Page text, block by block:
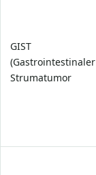
GIST
(Gastrointestinaler
Strumatumor